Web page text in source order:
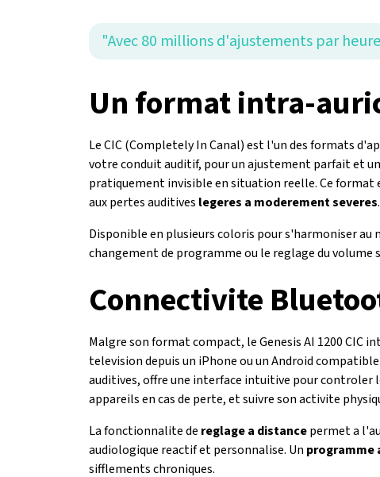
"Avec 80 millions d'ajustements par
Un format intra-
Le CIC (Completely In Canal) est l'un des formats
votre conduit auditif, pour un ajustement parfait et
pratiquement invisible en situation reelle. Ce format
aux pertes auditives legeres a moderement severes.
Disponible en plusieurs coloris pour s'harmoniser au
changement de programme ou le reglage du
Connectivite
Malgre son format compact, le Genesis AI 1200 CIC
television depuis un iPhone ou un Android
auditives, offre une interface intuitive pour controler
appareils en cas de perte, et suivre son activite
La fonctionnalite de reglage a distancepermet a
audiologique reactif et personnalise. Un programme
sifflements chroniques.